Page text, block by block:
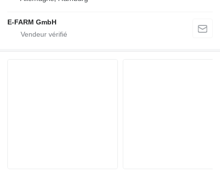
E-FARM GmbH